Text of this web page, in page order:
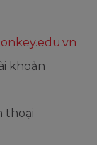
khoản
thoại